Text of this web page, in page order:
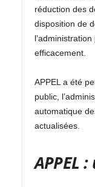
réduction des
disposition de
efficacement.
APPEL a été
public,
automatique
actualisées.
APPEL